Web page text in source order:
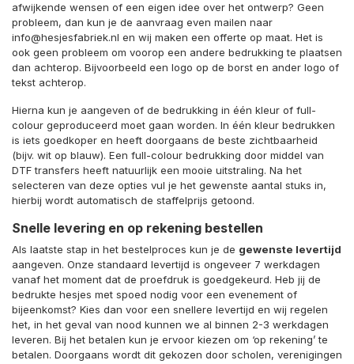
afwijkende wensen of een eigen idee over het ontwerp? Geen
probleem, dan kun je de aanvraag even mailen naar
info@hesjesfabriek.nl en wij maken een offerte op maat. Het is
ook geen probleem om voorop een andere bedrukking te plaatsen
dan achterop. Bijvoorbeeld een logo op de borst en ander logo of
tekst achterop.
Hierna kun je aangeven of de bedrukking in één kleur of full-
colour geproduceerd moet gaan worden. In één kleur bedrukken
is iets goedkoper en heeft doorgaans de beste zichtbaarheid
(bijv. wit op blauw). Een full-colour bedrukking door middel van
DTF transfers heeft natuurlijk een mooie uitstraling. Na het
selecteren van deze opties vul je het gewenste aantal stuks in,
hierbij wordt automatisch de staffelprijs getoond.
Snelle levering en op rekening bestellen
Als laatste stap in het bestelproces kun je de gewenste levertijd
aangeven. Onze standaard levertijd is ongeveer 7 werkdagen
vanaf het moment dat de proefdruk is goedgekeurd. Heb jij de
bedrukte hesjes met spoed nodig voor een evenement of
bijeenkomst? Kies dan voor een snellere levertijd en wij regelen
het, in het geval van nood kunnen we al binnen 2-3 werkdagen
leveren. Bij het betalen kun je ervoor kiezen om ‘op rekening’ te
betalen. Doorgaans wordt dit gekozen door scholen, verenigingen